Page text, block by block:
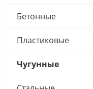
Бетонные
Пластиковые
Чугунные